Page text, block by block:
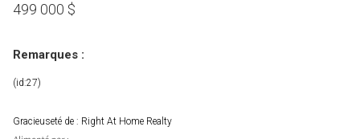
499 000 $
Remarques :
(id:27)
Gracieuseté de : Right At Home Realty